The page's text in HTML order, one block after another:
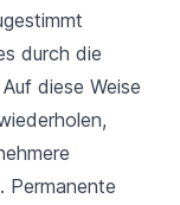
durch die
diese Weise
Permanente